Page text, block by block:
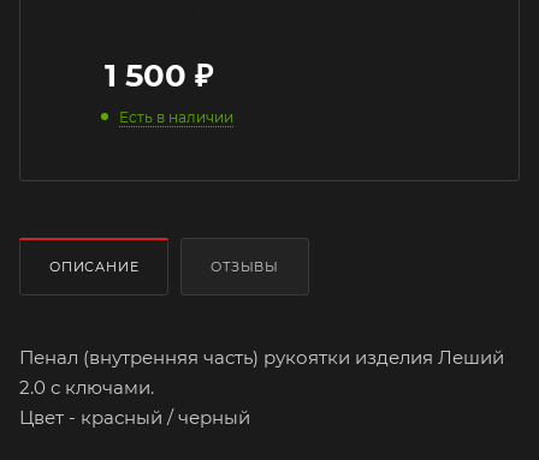
1 500 ₽
Есть в наличии
ОПИСАНИЕ ОТЗЫВЫ
Пенал (внутренняя часть) рукоятки изделия Леший
2.0 с ключами.
Цвет - красный / черный